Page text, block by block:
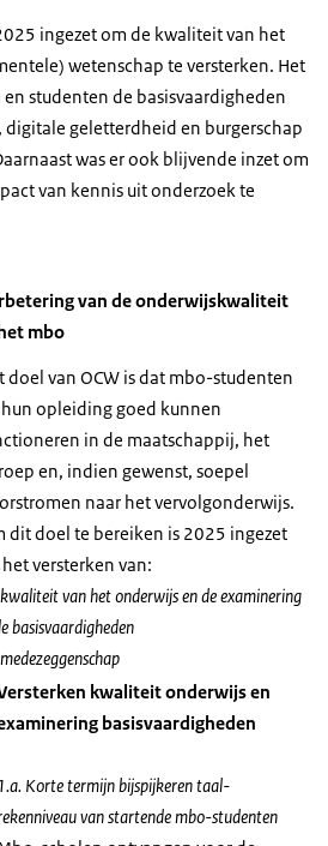
ingezet om de kwaliteit van het
wetenschap te versterken. Het
studenten de basisvaardigheden
geletterdheid en burgerschap
was er ook blijvende inzet om
van kennis uit onderzoek te
van de onderwijskwaliteit
mbo
doel van OCW is dat mbo-studenten
opleiding goed kunnen
in de maatschappij, het
en, indien gewenst, soepel
naar het vervolgonderwijs.
dit doel te bereiken is 2025 ingezet
versterken van:
van het onderwijs en de examinering
basisvaardigheden
kwaliteit onderwijs en
basisvaardigheden
1.a. Korte termijn bijspijkeren taal-
van startende mbo-studenten